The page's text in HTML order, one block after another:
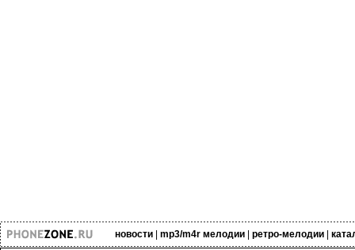
новости| mp3/m4r мелодии| ретро-мелодии|